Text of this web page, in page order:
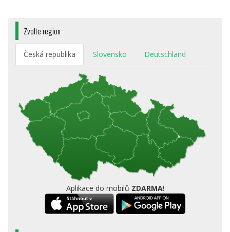
Zvolte region
Česká republika Slovensko Deutschland
Aplikace do mobilů ZDARMA!